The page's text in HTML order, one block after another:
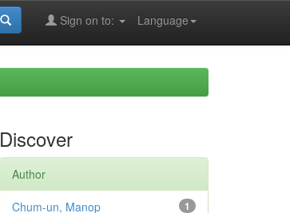
Language
Sign on to:
Discover
Author
1
Chum-un, Manop